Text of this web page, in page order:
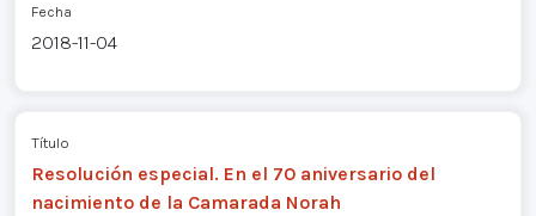
Fecha
2018-11-04
Título
Resolución especial. En el 70 aniversario del
nacimiento de la Camarada Norah